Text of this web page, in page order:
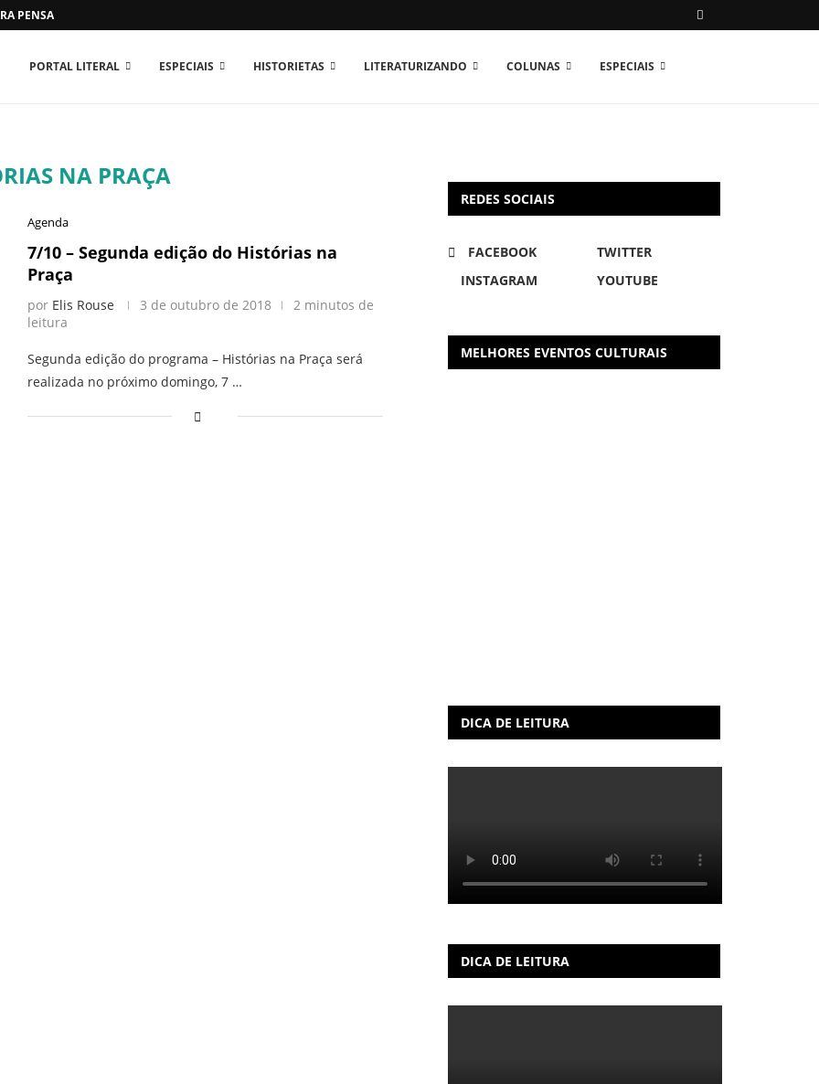
PENSAR O MUNDO...
PORTAL LITERAL ESPECIAIS HISTORIETAS LITERATURIZANDO COLUNAS ESPECIAIS
NA PRAÇA
Agenda
7/10 – Segunda edição do Histórias na
Praça
por Elis Rouse 3 de outubro de 2018
2 minutos de
leitura
Segunda edição do programa – Histórias na Praça será
realizada no próximo domingo, 7 …
REDES SOCIAIS
FACEBOOK
TWITTER
INSTAGRAM
YOUTUBE
MELHORES EVENTOS CULTURAIS
DICA DE LEITURA
DICA DE LEITURA